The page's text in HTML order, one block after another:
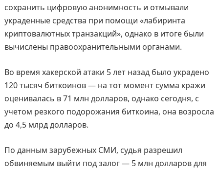
сохранить цифровую анонимность и отмывали
украденные средства при помощи «лабиринта
криптовалютных транзакций», однако в итоге были
вычислены правоохранительными органами.
Во время хакерской атаки 5 лет назад было украдено
120 тысяч биткоинов — на тот момент сумма кражи
оценивалась в 71 млн долларов, однако сегодня, с
учетом резкого подорожания биткоина, она возросла
до 4,5 млрд долларов.
По данным зарубежных СМИ, судья разрешил
обвиняемым выйти под залог — 5 млн долларов для